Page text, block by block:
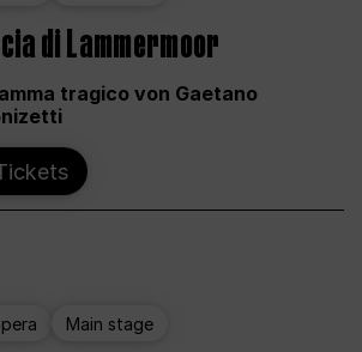
di Lammermoor
tragico von Gaetano
Main stage